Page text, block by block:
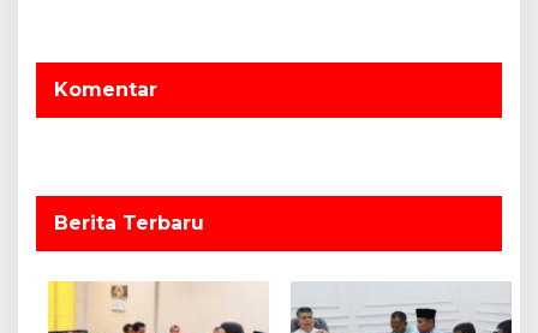
s
s
Komentar
Berita Terbaru